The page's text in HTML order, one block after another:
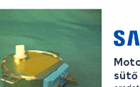
sütő